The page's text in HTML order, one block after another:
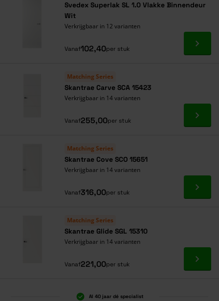
Svedex Superlak SL 1.0 Vlakke Binnendeur
Wit
Verkrijgbaar in 12 varianten
Vanaf102,40per stuk Ga
Matching Series
Skantrae Carve SCA 15423
Verkrijgbaar in 14 varianten
Vanaf255,00per stuk Ga
Matching Series
Skantrae Cove SCO 15651
Verkrijgbaar in 14 varianten
Vanaf316,00per stuk Ga
Matching Series
Skantrae Glide SGL 15310
Verkrijgbaar in 14 varianten
Vanaf221,00per stuk Ga
Al 40 jaar dé specialist